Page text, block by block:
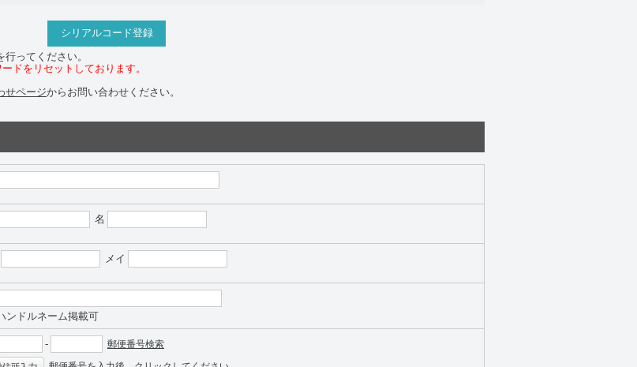
シリアルコード登録
ってください。
ドをリセットしております。
せページからお問い合わせください。
名
メイ
ンドルネーム掲載可
- 郵便番号検索